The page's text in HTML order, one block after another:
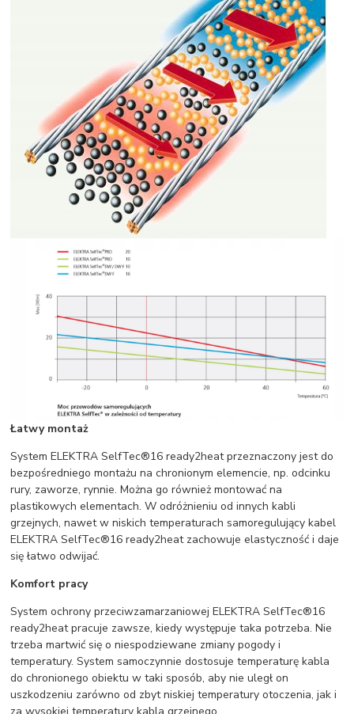
Łatwy montaż
System ELEKTRA SelfTec®16 ready2heat przeznaczony jest do
bezpośredniego montażu na chronionym elemencie, np. odcinku
rury, zaworze, rynnie. Można go również montować na
plastikowych elementach. W odróżnieniu od innych kabli
grzejnych, nawet w niskich temperaturach samoregulujący kabel
ELEKTRA SelfTec®16 ready2heat zachowuje elastyczność i daje
się łatwo odwijać.
Komfort pracy
System ochrony przeciwzamarzaniowej ELEKTRA SelfTec®16
ready2heat pracuje zawsze, kiedy występuje taka potrzeba. Nie
trzeba martwić się o niespodziewane zmiany pogody i
temperatury. System samoczynnie dostosuje temperaturę kabla
do chronionego obiektu w taki sposób, aby nie uległ on
uszkodzeniu zarówno od zbyt niskiej temperatury otoczenia, jak i